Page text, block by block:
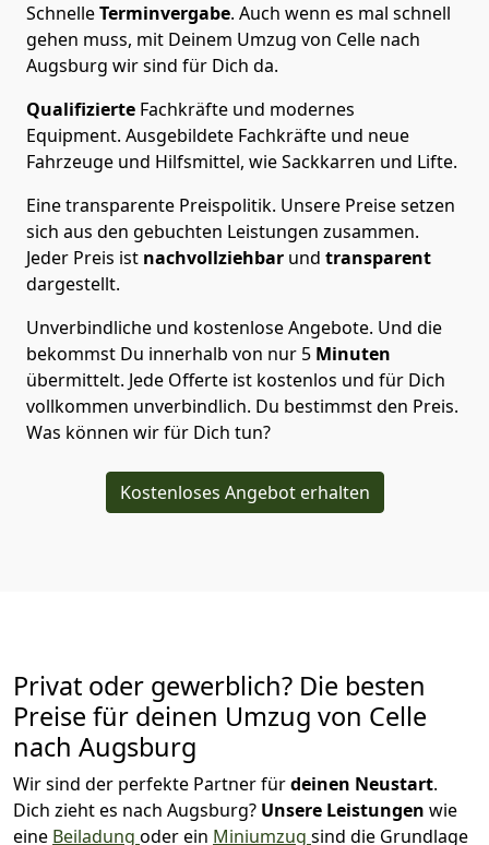
SchnelleTerminvergabe. Auch wenn es mal schnell
gehen muss, mit Deinem Umzug von Celle nach
Augsburg wir sind für Dich da.
Qualifizierte Fachkräfte und modernes
Equipment. Ausgebildete Fachkräfte und neue
Fahrzeuge und Hilfsmittel, wie Sackkarren und Lifte.
Eine transparente Preispolitik. Unsere Preise setzen
sich aus den gebuchten Leistungen zusammen.
Jeder Preis ist nachvollziehbar und transparent
dargestellt.
Unverbindliche und kostenlose Angebote. Und die
bekommst Du innerhalb von nur 5 Minuten
übermittelt. Jede Offerte ist kostenlos und für Dich
vollkommen unverbindlich. Du bestimmst den Preis.
Was können wir für Dich tun?
Kostenloses Angebot erhalten
Privat oder gewerblich? Die besten
Preise für deinen Umzug von Celle
nach Augsburg
Wir sind der perfekte Partner fürdeinen Neustart.
Dich zieht es nach Augsburg? Unsere Leistungen wie
eine Beiladung oder ein Miniumzug sind die Grundlage